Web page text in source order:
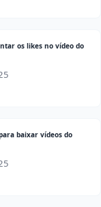
os likes no vídeo do
baixar vídeos do